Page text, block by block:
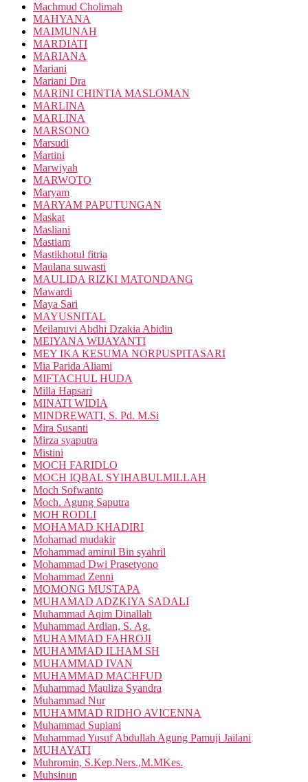
Machmud Cholimah
MAHYANA
MAIMUNAH
MARDIATI
MARIANA
Mariani
Mariani Dra
MARINI CHINTIA MASLOMAN
MARLINA
MARLINA
MARSONO
Marsudi
Martini
Marwiyah
MARWOTO
Maryam
MARYAM PAPUTUNGAN
Maskat
Masliani
Mastiam
Mastikhotul fitria
Maulana suwasti
MAULIDA RIZKI MATONDANG
Mawardi
Maya Sari
MAYUSNITAL
Meilanuvi Abdhi Dzakia Abidin
MEIYANA WIJAYANTI
MEY IKA KESUMA NORPUSPITASARI
Mia Parida Aliami
MIFTACHUL HUDA
Milla Hapsari
MINATI WIDIA
MINDREWATI, S. Pd. M.Si
Mira Susanti
Mirza syaputra
Mistini
MOCH FARIDLO
MOCH IQBAL SYIHABULMILLAH
Moch Sofwanto
Moch. Agung Saputra
MOH RODLI
MOHAMAD KHADIRI
Mohamad mudakir
Mohammad amirul Bin syahril
Mohammad Dwi Prasetyono
Mohammad Zenni
MOMONG MUSTAPA
MUHAMAD ADZKIYA SADALI
Muhammad Aqim Dinallah
Muhammad Ardian, S. Ag.
MUHAMMAD FAHROJI
MUHAMMAD ILHAM SH
MUHAMMAD IVAN
MUHAMMAD MACHFUD
Muhammad Mauliza Syandra
Muhammad Nur
MUHAMMAD RIDHO AVICENNA
Muhammad Supiani
Muhammad Yusuf Abdullah Agung Pamuji Jailani
MUHAYATI
Muhromin, S.Kep.Ners.,M.MKes.
Muhsinun